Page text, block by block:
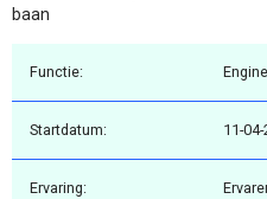
baan
Functie:
Startdatum: 11-
Ervaring: